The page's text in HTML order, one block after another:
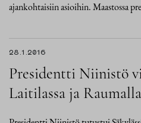
ajankohtaisiin asioihin. Maastossa
28.1.2016
Presidentti Niinistö
Laitilassa ja Raumalla